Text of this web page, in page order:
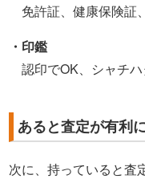
免許証、健康保険証
・印鑑
認印でOK、シャチ
あると査定が有利
次に、持っていると査